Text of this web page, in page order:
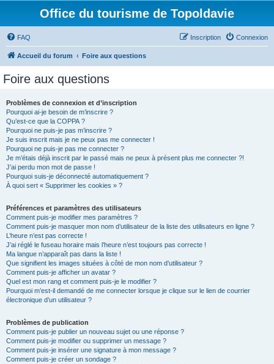
Office du tourisme de Topoldavie
FAQ Connexion
Inscription
Accueil du forum Foire aux questions
Foire aux questions
Problèmes de connexion et d’inscription
Pourquoi ai-je besoin de m’inscrire ?
Qu’est-ce que la COPPA ?
Pourquoi ne puis-je pas m’inscrire ?
Je suis inscrit mais je ne peux pas me connecter !
Pourquoi ne puis-je pas me connecter ?
Je m’étais déjà inscrit par le passé mais ne peux à présent plus me connecter ?!
J’ai perdu mon mot de passe !
Pourquoi suis-je déconnecté automatiquement ?
À quoi sert « Supprimer les cookies » ?
Préférences et paramètres des utilisateurs
Comment puis-je modifier mes paramètres ?
Comment puis-je masquer mon nom d’utilisateur de la liste des utilisateurs en ligne ?
L’heure n’est pas correcte !
J’ai réglé le fuseau horaire mais l’heure n’est toujours pas correcte !
Ma langue n’apparaît pas dans la liste !
Que signifient les images situées à côté de mon nom d’utilisateur ?
Comment puis-je afficher un avatar ?
Quel est mon rang et comment puis-je le modifier ?
Pourquoi m’est-il demandé de me connecter lorsque je clique sur le lien de courrier
électronique d’un utilisateur ?
Problèmes de publication
Comment puis-je publier un nouveau sujet ou une réponse ?
Comment puis-je modifier ou supprimer un message ?
Comment puis-je insérer une signature à mon message ?
Comment puis-je créer un sondage ?